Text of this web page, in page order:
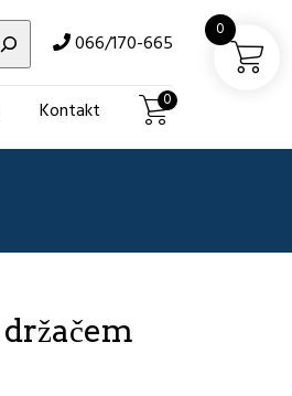
066/170-665
Kontakt 0
0